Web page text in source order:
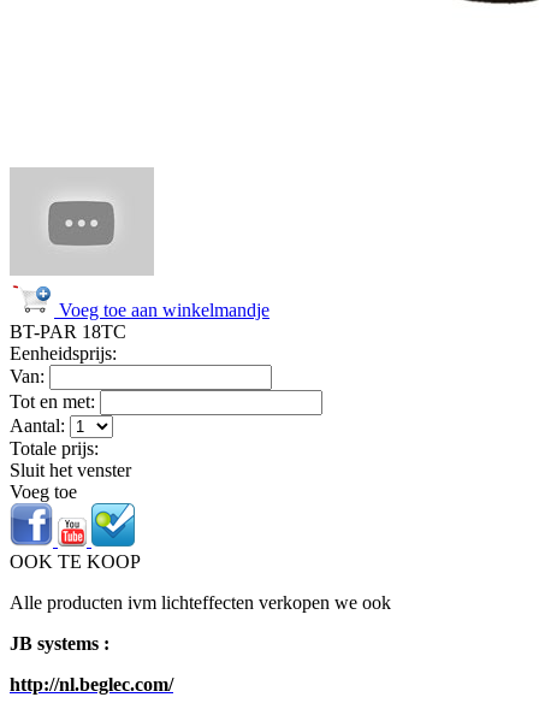
Voeg toe aan winkelmandje
BT-PAR 18TC
Eenheidsprijs:
Van:
Tot en met:
Aantal:
Totale prijs:
Sluit het venster
Voeg toe
OOK TE KOOP
Alle producten ivm lichteffecten verkopen we ook
JB systems :
http://nl.beglec.com/